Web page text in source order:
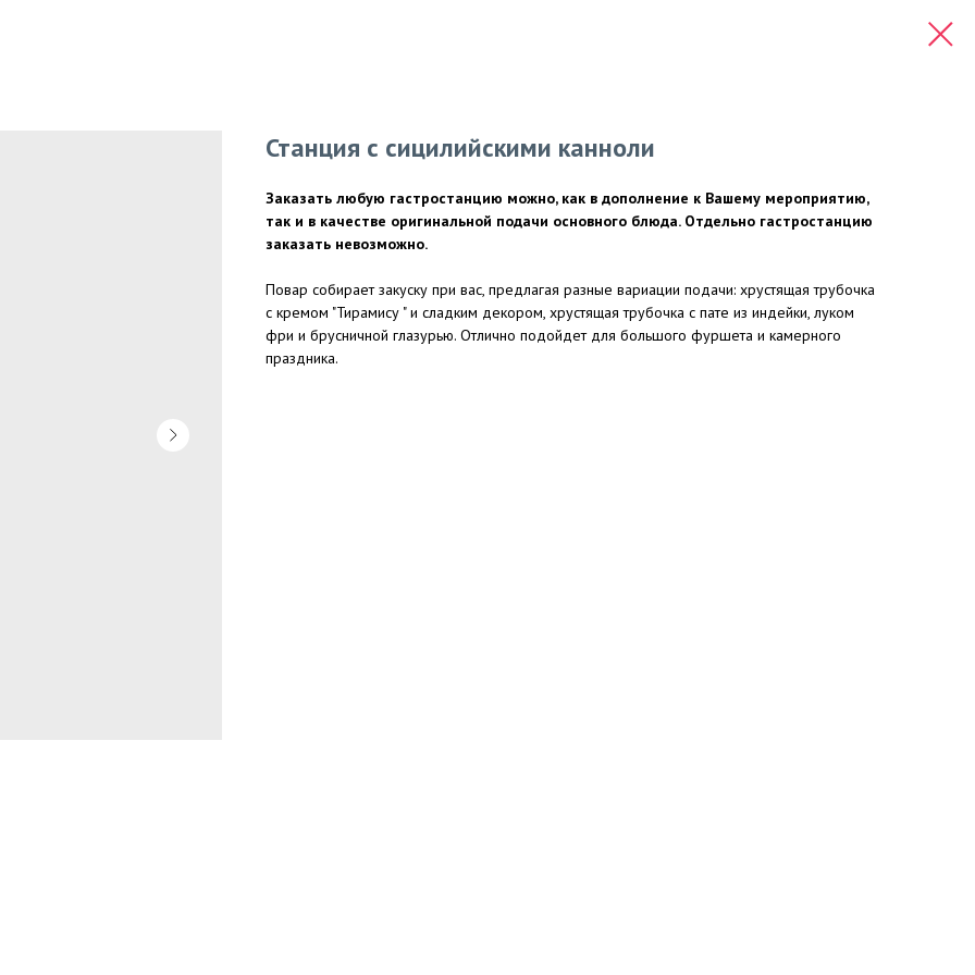
Станция с сицилийскими канноли
Заказать любую гастростанцию можно, как в дополнение к Вашему мероприятию,
так и в качестве оригинальной подачи основного блюда. Отдельно гастростанцию
заказать невозможно.
Повар собирает закуску при вас, предлагая разные вариации подачи: хрустящая трубочка
с кремом "Тирамису " и сладким декором, хрустящая трубочка с пате из индейки, луком
фри и брусничной глазурью. Отлично подойдет для большого фуршета и камерного
праздника.